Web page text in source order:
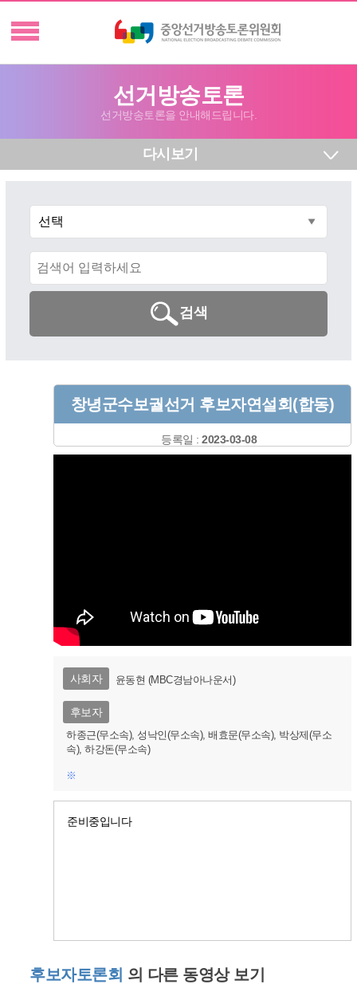
선거방송토론
선거방송토론을 안내해드립니다.
다시보기
검색
창녕군수보궐선거 후보자연설회(합동)
등록일 : 2023-03-08
사회자 윤동현 (MBC경남아나운서)
후보자
하종근(무소속), 성낙인(무소속), 배효문(무소속), 박상제(무소
속), 하강돈(무소속)
※
준비중입니다
후보자토론회 의 다른 동영상 보기